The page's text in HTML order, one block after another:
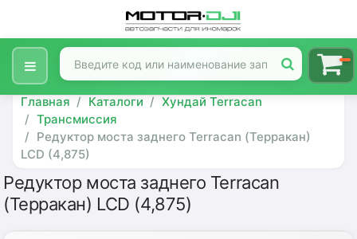
Главная Каталоги
Хундай Terracan
Трансмиссия
Редуктор моста заднего Terracan (Терракан)
LCD (4,875)
Редуктор моста заднего Terracan
(Терракан) LCD (4,875)